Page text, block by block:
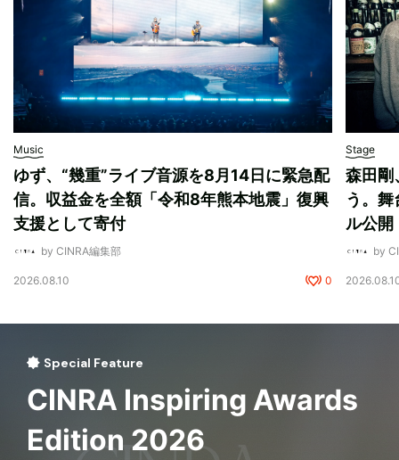
Music
ゆず、“幾重”ライブ音源を8月14日に緊急配
信。収益金を全額「令和8年熊本地震」復興
支援として寄付
by CINRA編集部
2026.08.10 0
Stage
森田剛
う。
ル公開
by
Special Feature
CINRA Inspiring Awards
Edition 2026